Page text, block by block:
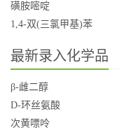
磺胺嘧啶
1,4-双(三氯甲基)苯
最新录入化学品
β-雌二醇
D-环丝氨酸
次黄嘌呤